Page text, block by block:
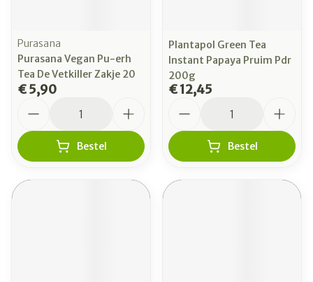
Purasana
Purasana Vegan Pu-erh
Tea De Vetkiller Zakje 20
€ 5,90
Bestel
Plantapol Green Tea
Instant Papaya Pruim Pdr
200g
€ 12,45
Bestel